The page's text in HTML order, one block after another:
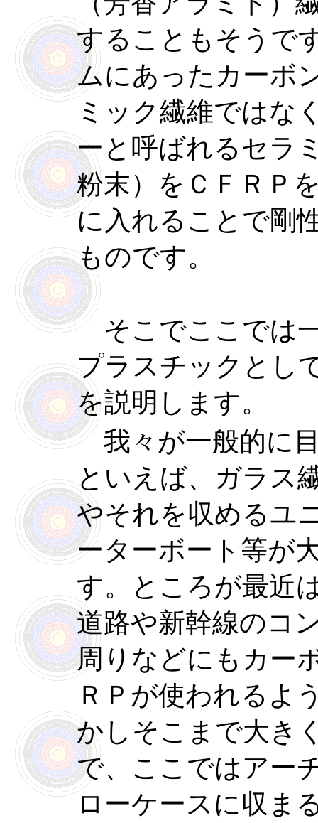
することもそうで
ムにあったカーボ
ミック繊維ではな
ーと呼ばれるセラ
粉末）をＣＦＲＰ
に入れることで剛
ものです。
そこでここでは
プラスチックとし
を説明します。
我々が一般的に
といえば、ガラス
やそれを収めるユ
ーターボート等が
す。ところが最近
道路や新幹線のコ
周りなどにもカー
ＲＰが使われるよ
かしそこまで大き
で、ここではアー
ローケースに収ま